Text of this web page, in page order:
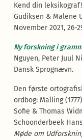
Kend din
Gudiksen & Malene
November 2021, 26-
Ny forskning i
Nguyen, Peter Juul
Dansk Sprognævn.
Den første
ordbog: Malling
Sofie & Thomas
Schoonderbeek
Møde om